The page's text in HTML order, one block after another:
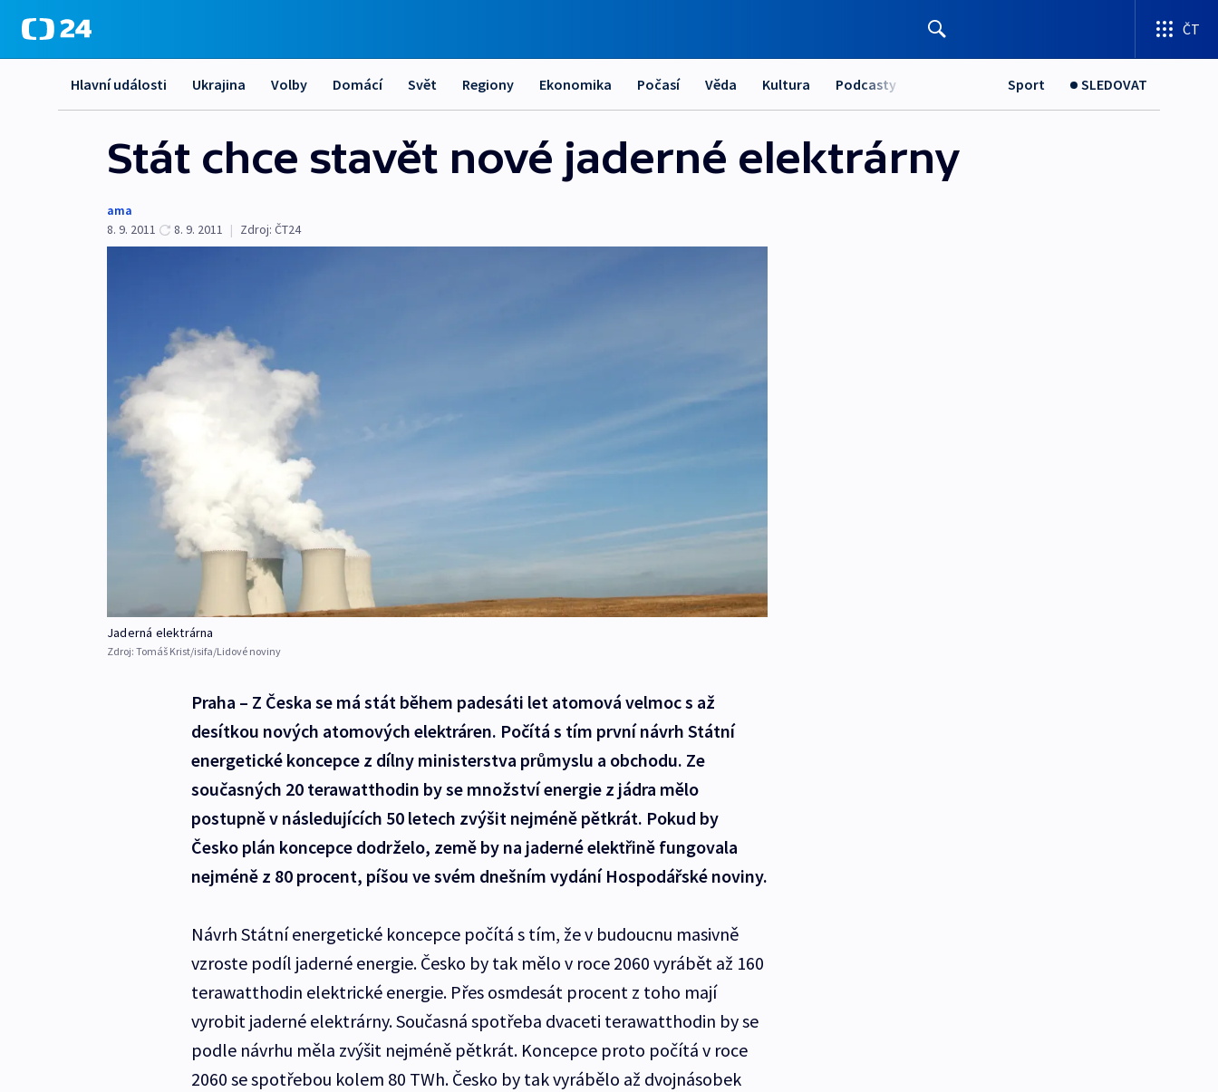
ČT
Hlavní události Ukrajina Volby Domácí Svět Regiony Ekonomika Počasí Věda Kultura Podcasty Sport SLEDOVAT
Stát chce stavět nové jaderné elektrárny
ama
8. 9. 2011
8. 9. 2011 | Zdroj: ČT24
Jaderná elektrárna
Zdroj: Tomáš Krist/isifa/Lidové noviny
Praha – Z Česka se má stát během padesáti let atomová velmoc s až
desítkou nových atomových elektráren. Počítá s tím první návrh Státní
energetické koncepce z dílny ministerstva průmyslu a obchodu. Ze
současných 20 terawatthodin by se množství energie z jádra mělo
postupně v následujících 50 letech zvýšit nejméně pětkrát. Pokud by
Česko plán koncepce dodrželo, země by na jaderné elektřině fungovala
nejméně z 80 procent, píšou ve svém dnešním vydání Hospodářské noviny.
Návrh Státní energetické koncepce počítá s tím, že v budoucnu masivně
vzroste podíl jaderné energie. Česko by tak mělo v roce 2060 vyrábět až 160
terawatthodin elektrické energie. Přes osmdesát procent z toho mají
vyrobit jaderné elektrárny. Současná spotřeba dvaceti terawatthodin by se
podle návrhu měla zvýšit nejméně pětkrát. Koncepce proto počítá v roce
2060 se spotřebou kolem 80 TWh. Česko by tak vyrábělo až dvojnásobek